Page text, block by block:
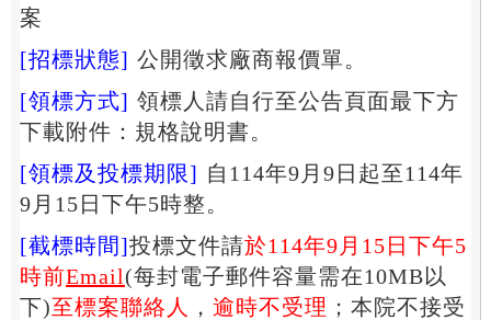
案
[招標狀態] 公開徵求廠商報價單。
[領標方式] 領標人請自行至公告頁面最下方
下載附件：規格說明書。
[領標及投標期限] 自114年9月9日起至114年
9月15日下午5時整。
[截標時間]投標文件請於114年9月15日下午5
時前Email(每封電子郵件容量需在10MB以
下)至標案聯絡人 ， 逾時不受理 ；本院不接受